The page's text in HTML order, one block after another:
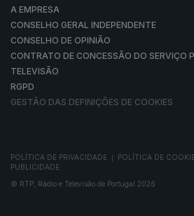
A EMPRESA
CONSELHO GERAL INDEPENDENTE
CONSELHO DE OPINIÃO
CONTRATO DE CONCESSÃO DO SERVIÇO
TELEVISÃO
RGPD
GESTÃO DAS DEFINIÇÕES DE COOKIES
POLÍTICA DE PRIVACIDADE POLÍTICA DE
PUBLICIDADE
© RTP, Rádio e Televisão de Portugal 2026